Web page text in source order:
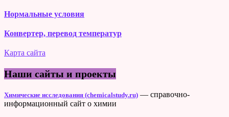
Нормальные условия
Конвертер, перевод температур
Карта сайта
Наши сайты и проекты
Химические исследования (chemicalstudy.ru) — справочно-
информационный сайт о химии